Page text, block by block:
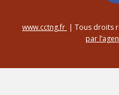
www.cctng.fr | Tous droits
par